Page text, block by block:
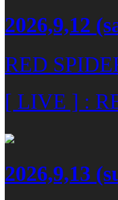
2026,9,12
RED
[ LIVE ] :
2026,9,13